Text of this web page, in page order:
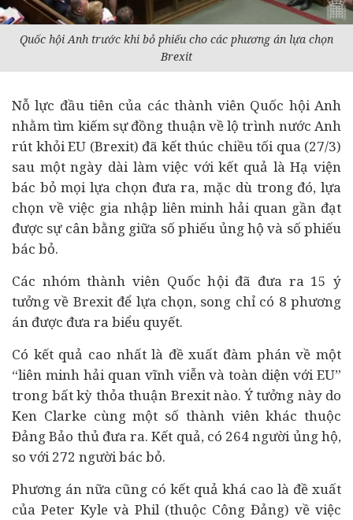
Quốc hội Anh trước khi bỏ phiếu cho các phương án lựa chọn
Brexit
Nỗ lực đầu tiên của các thành viên Quốc hội Anh
nhằm tìm kiếm sự đồng thuận về lộ trình nước Anh
rút khỏi EU (Brexit) đã kết thúc chiều tối qua (27/3)
sau một ngày dài làm việc với kết quả là Hạ viện
bác bỏ mọi lựa chọn đưa ra, mặc dù trong đó, lựa
chọn về việc gia nhập liên minh hải quan gần đạt
được sự cân bằng giữa số phiếu ủng hộ và số phiếu
bác bỏ.
Các nhóm thành viên Quốc hội đã đưa ra 15 ý
tưởng về Brexit để lựa chọn, song chỉ có 8 phương
án được đưa ra biểu quyết.
Có kết quả cao nhất là đề xuất đàm phán về một
“liên minh hải quan vĩnh viễn và toàn diện với EU”
trong bất kỳ thỏa thuận Brexit nào. Ý tưởng này do
Ken Clarke cùng một số thành viên khác thuộc
Đảng Bảo thủ đưa ra. Kết quả, có 264 người ủng hộ,
so với 272 người bác bỏ.
Phương án nữa cũng có kết quả khá cao là đề xuất
của Peter Kyle và Phil (thuộc Công Đảng) về việc